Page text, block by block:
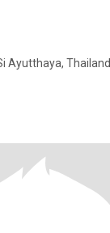
Ayutthaya, Thailand